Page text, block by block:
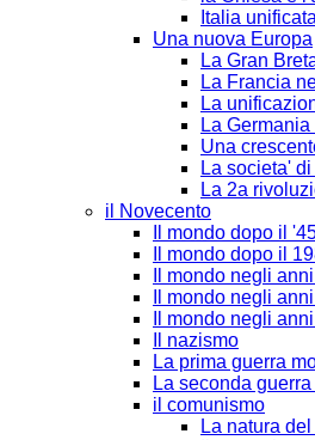
Italia unificata
Una nuova Europa
La Gran
La Francia
La
La
Una
La societa'
La 2a
il Novecento
Il mondo dopo il
Il mondo dopo il
Il mondo negli
Il mondo negli
Il mondo negli
Il nazismo
La prima guerra
La seconda
il comunismo
La natura